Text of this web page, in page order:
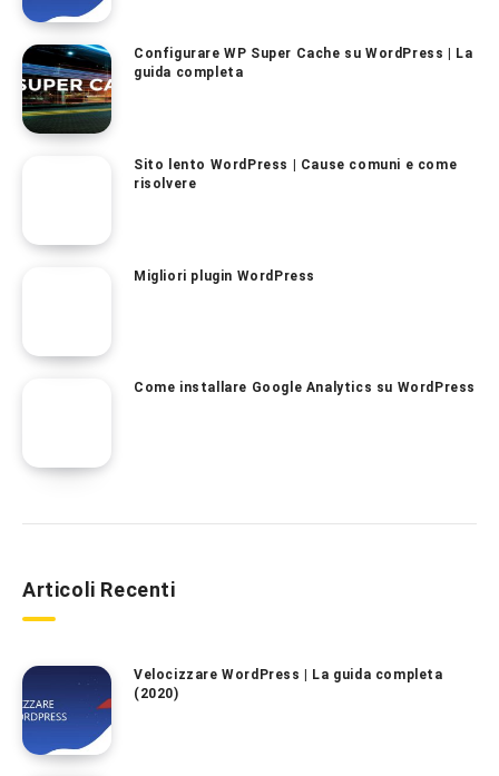
Configurare WP Super Cache su WordPress | La
guida completa
Sito lento WordPress | Cause comuni e come
risolvere
Migliori plugin WordPress
Come installare Google Analytics su WordPress
Articoli Recenti
Velocizzare WordPress | La guida completa
(2020)